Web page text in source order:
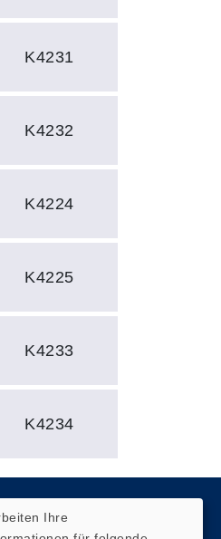
K4231
K4232
K4224
K4225
K4233
K4234
Ihre